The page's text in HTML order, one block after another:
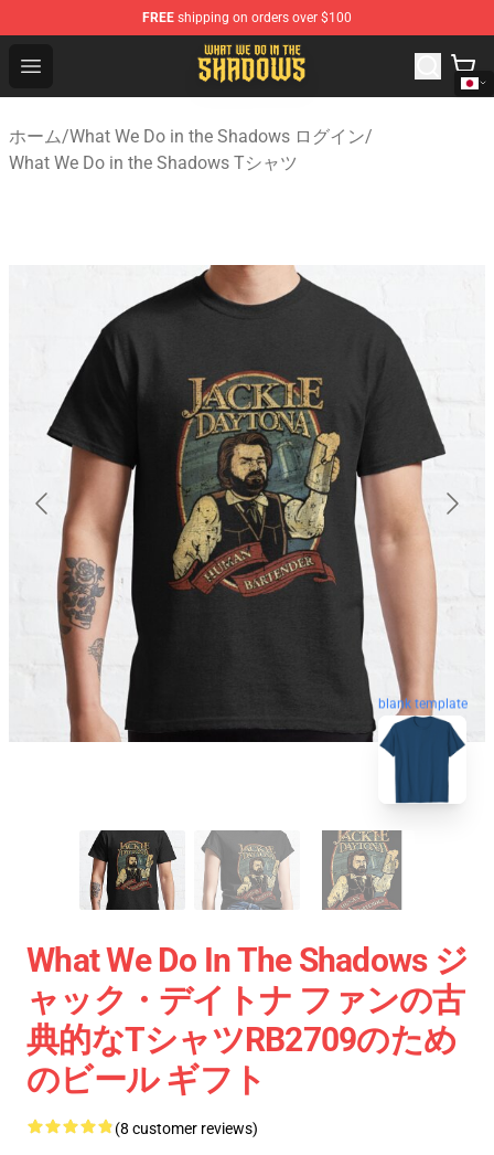
FREE shipping on orders over $100
Open menu
What We Do in the Shadows Shop - Official What We
ホーム/What We Do in the Shadows ログイン/
What We Do in the Shadows Tシャツ
blank template
What We Do In The Shadows ジ
ャック・デイトナ ファンの古
典的なTシャツRB2709のため
のビール ギフト
(8 customer reviews)